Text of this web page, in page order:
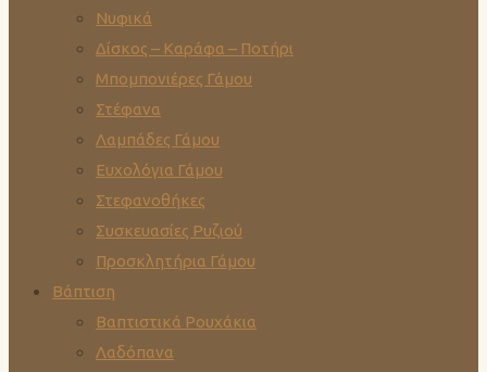
Νυφικά
Δίσκος – Καράφα – Ποτήρι
Μπομπονιέρες Γάμου
Στέφανα
Λαμπάδες Γάμου
Ευχολόγια Γάμου
Στεφανοθήκες
Συσκευασίες Ρυζιού
Προσκλητήρια Γάμου
Βάπτιση
Βαπτιστικά Ρουχάκια
Λαδόπανα